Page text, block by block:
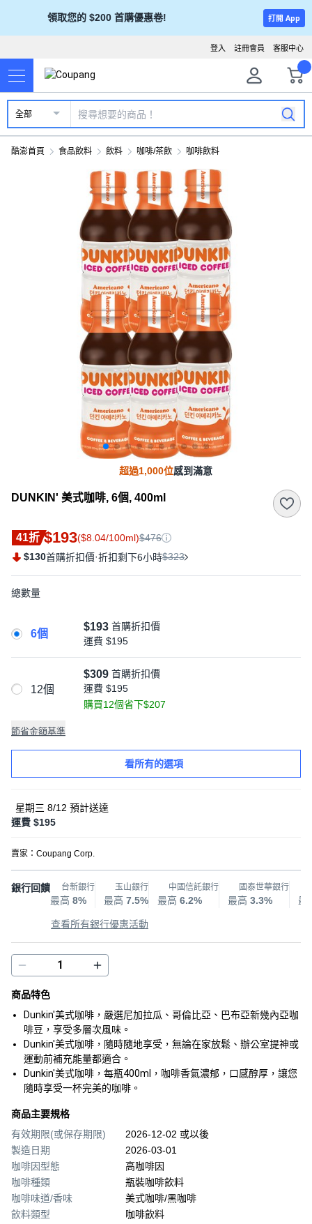
領取您的 $200 首購優惠卷! 打開 App
客服中心
註冊會員
登入
全部
酷澎首頁 食品飲料 飲料 咖啡/茶飲 咖啡飲料
超過1,000位感到滿意
DUNKIN' 美式咖啡, 6個, 400ml
41折 $193($8.04/100ml)$476
$130首購折扣價·折扣剩下6小時$323
總數量
6個
$193 首購折扣價
運費 $195
12個
$309 首購折扣價
運費 $195
購買12個省下$207
節省金額基準
看所有的選項
星期三 8/12 預計送達
運費 $195
賣家： Coupang Corp.
銀行回饋 台新銀行
最高 8%
玉山銀行
最高 7.5%
中國信託銀行
最高 6.2%
國泰世華銀行
最高 3.3% 最
查看所有銀行優惠活動
商品特色
Dunkin'美式咖啡，嚴選尼加拉瓜、哥倫比亞、巴布亞新幾內亞咖
啡豆，享受多層次風味。
Dunkin'美式咖啡，隨時隨地享受，無論在家放鬆、辦公室提神或
運動前補充能量都適合。
Dunkin'美式咖啡，每瓶400ml，咖啡香氣濃郁，口感醇厚，讓您
隨時享受一杯完美的咖啡。
商品主要規格
有效期限(或保存期限)
2026-12-02 或以後
製造日期
2026-03-01
咖啡因型態
高咖啡因
咖啡種類
瓶裝咖啡飲料
咖啡味道/香味
美式咖啡/黑咖啡
飲料類型
咖啡飲料